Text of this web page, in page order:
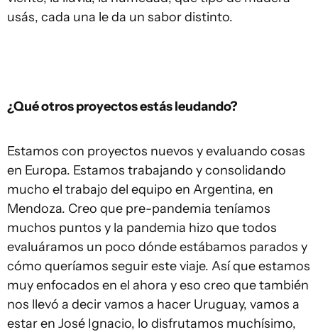
usás, cada una le da un sabor distinto.
¿Qué otros proyectos estás leudando?
Estamos con proyectos nuevos y evaluando cosas
en Europa. Estamos trabajando y consolidando
mucho el trabajo del equipo en Argentina, en
Mendoza. Creo que pre-pandemia teníamos
muchos puntos y la pandemia hizo que todos
evaluáramos un poco dónde estábamos parados y
cómo queríamos seguir este viaje. Así que estamos
muy enfocados en el ahora y eso creo que también
nos llevó a decir vamos a hacer Uruguay, vamos a
estar en José Ignacio, lo disfrutamos muchísimo,